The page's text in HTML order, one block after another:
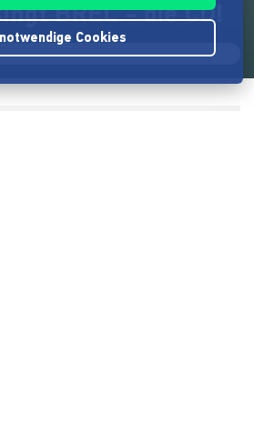
BREL - die CD!
Cookies